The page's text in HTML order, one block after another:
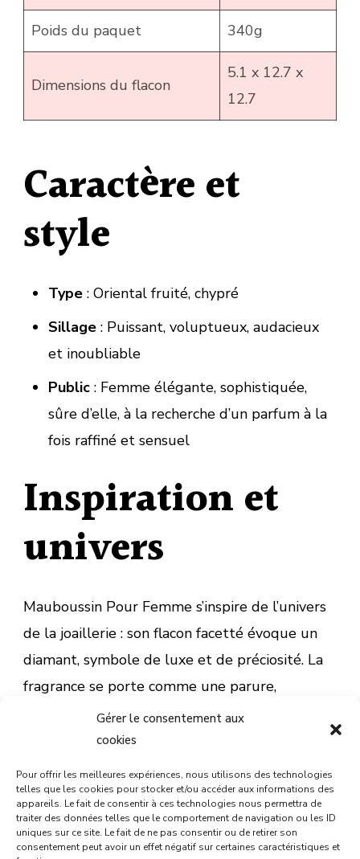
Gérer le consentement aux
cookies
Pour offrir les meilleures expériences, nous utilisons des technologies
telles que les cookies pour stocker et/ou accéder aux informations des
appareils. Le fait de consentir à ces technologies nous permettra de
traiter des données telles que le comportement de navigation ou les ID
uniques sur ce site. Le fait de ne pas consentir ou de retirer son
consentement peut avoir un effet négatif sur certaines caractéristiques et
Poids du paquet 340g
Dimensions du flacon
5.1 x 12.7 x
12.7
Caractère et
style
Type: Oriental fruité, chypré
Sillage: Puissant, voluptueux, audacieux
et inoubliable
Public: Femme élégante, sophistiquée,
sûre d’elle, à la recherche d’un parfum à la
fois raffiné et sensuel
Inspiration et
univers
Mauboussin Pour Femme s’inspire de l’univers
de la joaillerie : son flacon facetté évoque un
diamant, symbole de luxe et de préciosité. La
fragrance se porte comme une parure,
habillant la femme d’une aura précieuse et
envoûtante, fidèle à l’esprit de la maison
Mauboussin.